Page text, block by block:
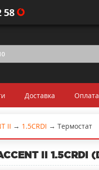
58
Доставка Оплата
II → 1.5CRDI → Термостат
II 1.5CRDI